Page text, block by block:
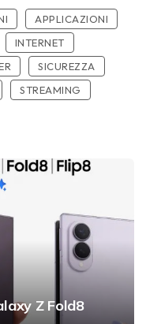
APPLICAZIONI
INTERNET
SICUREZZA
STREAMING
Z Fold8